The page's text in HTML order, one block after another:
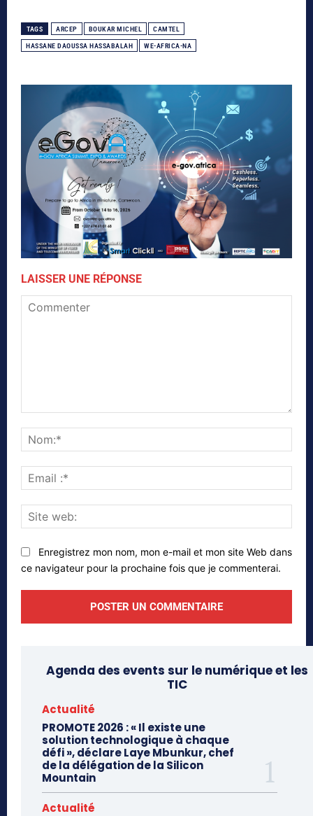
TAGS ARCEP BOUKAR MICHEL CAMTEL
HASSANE DAOUSSA HASSABALAH WE-AFRICA-NA
LAISSER UNE RÉPONSE
:*
web:
Enregistrez mon nom, mon e-mail et mon site Web dans
ce navigateur pour la prochaine fois que je commenterai.
Agenda des events sur le numérique et les
TIC
Actualité
PROMOTE 2026 : « Il existe une
solution technologique à chaque
défi », déclare Laye Mbunkur, chef
de la délégation de la Silicon
Mountain
Actualité